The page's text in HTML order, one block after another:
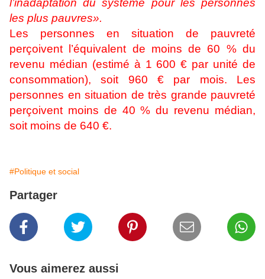
l’inadaptation du système pour les personnes
les plus pauvres».
Les personnes en situation de pauvreté
perçoivent l’équivalent de moins de 60 % du
revenu médian (estimé à 1 600 € par unité de
consommation), soit 960 € par mois. Les
personnes en situation de très grande pauvreté
perçoivent moins de 40 % du revenu médian,
soit moins de 640 €.
#Politique et social
Partager
Vous aimerez aussi